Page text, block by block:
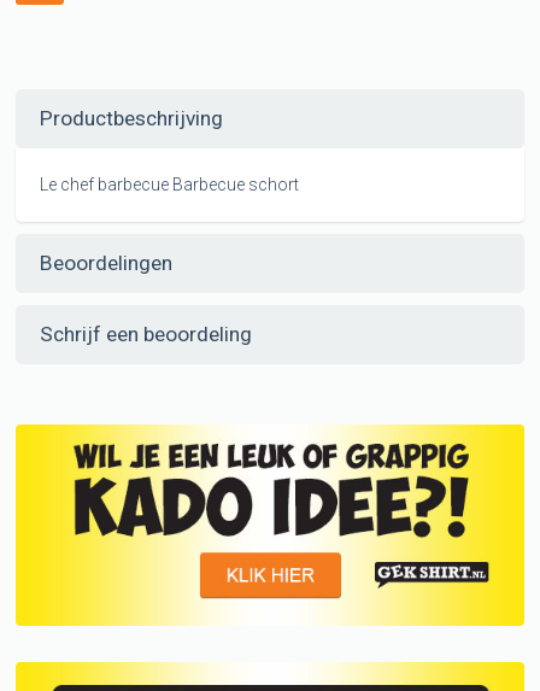
Productbeschrijving
Le chef barbecue Barbecue schort
Beoordelingen
Schrijf een beoordeling